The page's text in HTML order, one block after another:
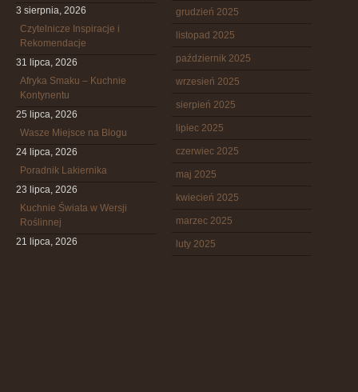
3 sierpnia, 2026
Czytelnicze Inspiracje i
Rekomendacje
31 lipca, 2026
Afryka Smaku – Kuchnie
Kontynentu
25 lipca, 2026
Wasze Miejsce na Blogu
24 lipca, 2026
Poradnik Lakiernika
23 lipca, 2026
Kuchnie Świata w Wersji
Roślinnej
21 lipca, 2026
grudzień 2025
listopad 2025
październik 2025
wrzesień 2025
sierpień 2025
lipiec 2025
czerwiec 2025
maj 2025
kwiecień 2025
marzec 2025
luty 2025